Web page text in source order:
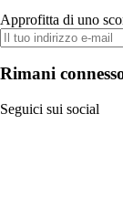
Approfitta di uno
Rimani
Seguici sui social